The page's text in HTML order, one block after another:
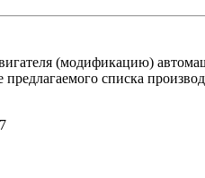
(модификацию)
списка